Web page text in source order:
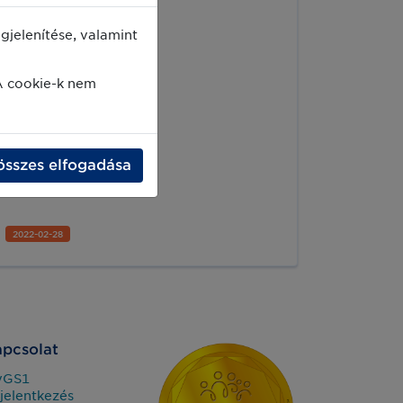
szabványok világában,
hazai és nemzetközi sikereihez,
György és Magyar Béla.
2022-02-28
valamint
cookie-k nem
elfogadása